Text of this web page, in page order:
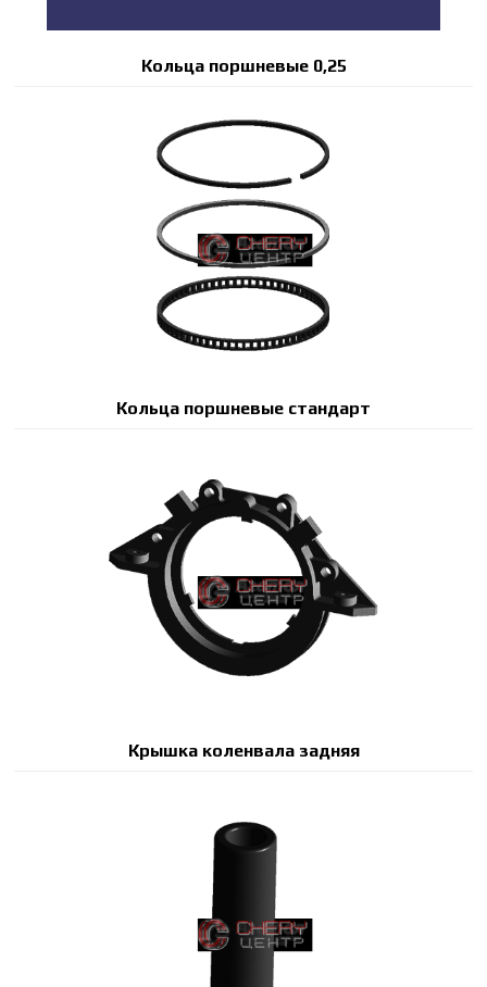
Кольца поршневые 0,25
Кольца поршневые стандарт
Крышка коленвала задняя